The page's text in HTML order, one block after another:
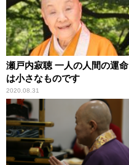
瀬戸内寂聴 一人の人間の運命
は小さなものです
2020.08.31